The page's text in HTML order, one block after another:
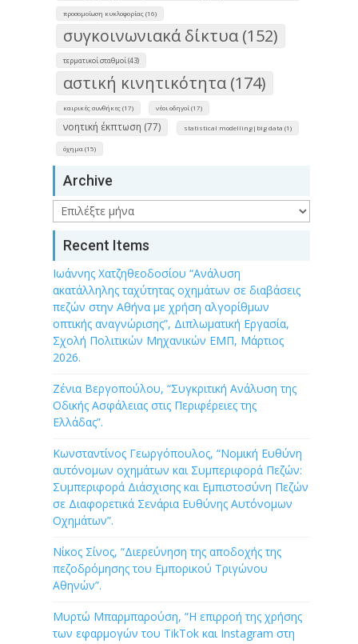
προσομοίωση κυκλοφορίας (16)
συγκοινωνιακά δίκτυα (152)
τερματικοί σταθμοί (43)
αστική κινητικότητα (174)
καιρικές συνθήκες (17) νέοι οδηγοί (17)
νοητική έκπτωση (77) statistical modelling|big data (1)
όχημα (15)
Archive
Archive
Recent Items
Ιωάννης Χατζηθεοδοσίου “Ανάλυση
ακατάλληλης ταχύτητας οχημάτων σε διαβάσεις
πεζών στην Αθήνα με χρήση αλγορίθμων
οπτικής αναγνώρισης”, Διπλωματική Εργασία,
Σχολή Πολιτικών Μηχανικών ΕΜΠ, Μάρτιος
2026.
Ζένια Βεργοπούλου, “Συγκριτική Ανάλυση της
Οδικής Ασφάλειας στις Περιφέρειες της
Ελλάδας”.
Κωνσταντίνος Γεωργόπουλος, “Νομική Ευθύνη
αυτόνομων οχημάτων και Συμπεριφορά Πεζών:
Συμπεριφορά Διάσχισης και Εμπιστοσύνη Πεζών
σε Διαφορετικά Σενάρια Ευθύνης Αυτόνομων
Οχημάτων”.
Νίκος Σίνος, “Διερεύνηση της αποδοχής της
πεζοδρόμησης του Εμπορικού Τριγώνου
Αθηνών”.
Μυρτώ Μπαρμπαρούση, “Η επιρροή της χρήσης
των εφαρμογών του TikTok και Instagram στη